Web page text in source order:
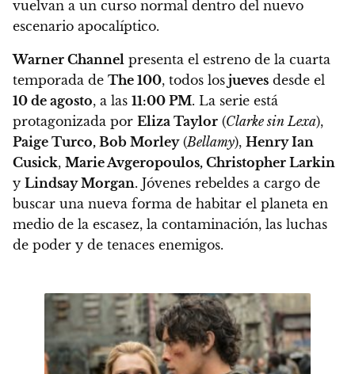
vuelvan a un curso normal dentro del nuevo
escenario apocalíptico.
Warner Channel presenta el estreno de la cuarta
temporada de The 100, todos los jueves desde el
10 de agosto, a las 11:00 PM. La serie está
protagonizada por Eliza Taylor (Clarke sin Lexa),
Paige Turco, Bob Morley(Bellamy), Henry Ian
Cusick, Marie Avgeropoulos, Christopher Larkin
y Lindsay Morgan. Jóvenes rebeldes a cargo de
buscar una nueva forma de habitar el planeta en
medio de la escasez, la contaminación, las luchas
de poder y de tenaces enemigos.